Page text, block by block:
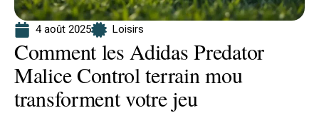
4 août 2025 Loisirs
Comment les Adidas Predator
Malice Control terrain mou
transforment votre jeu